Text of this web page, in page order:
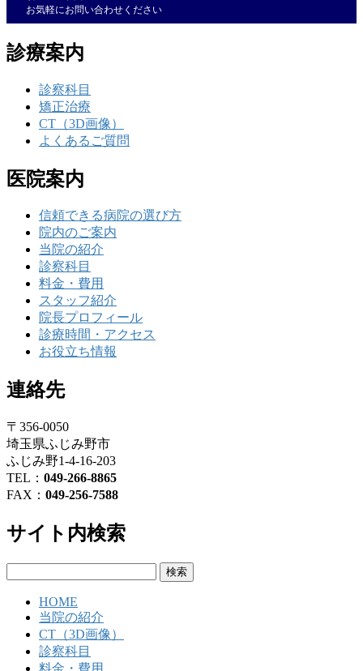
お気軽にお問い合わせください
診療案内
診察科目
矯正治療
CT（3D画像）
よくあるご質問
医院案内
信頼できる病院の選び方
院内のご案内
当院の紹介
診察科目
料金・費用
スタッフ紹介
院長プロフィール
診療時間・アクセス
お役立ち情報
連絡先
〒356-0050
埼玉県ふじみ野市
ふじみ野1-4-16-203
TEL： 049-266-8865
FAX： 049-256-7588
サイト内検索
HOME
当院の紹介
CT（3D画像）
診察科目
料金・費用